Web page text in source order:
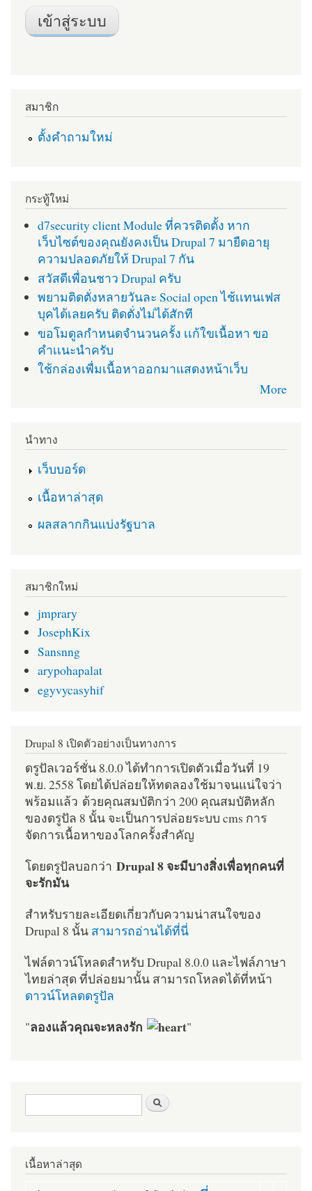
สมาชิก
ตั้งคำถามใหม่
กระทู้ใหม่
d7security client Module ที่ควรติดตั้ง หาก
เว็บไซต์ของคุณยังคงเป็น Drupal 7 มายืดอายุ
ความปลอดภัยให้ Drupal 7 กัน
สวัสดีเพื่อนชาว Drupal ครับ
พยามติดตั่งหลายวันละ Social open ไช้เเทนเฟส
บุคได้เลยครับ ติดตั่งไม่ได้สักที
ขอโมดูลกำหนดจำนวนครั้ง เเก้ใขเนื้อหา ขอ
คำเเนะนำครับ
ใช้กล่องเพื่มเนื้อหาออกมาแสดงหน้าเว็บ
More
นำทาง
เว็บบอร์ด
เนื้อหาล่าสุด
ผลสลากกินแบ่งรัฐบาล
สมาชิกใหม่
jmprary
JosephKix
Sansnng
arypohapalat
egyvycasyhif
Drupal 8 เปิดตัวอย่างเป็นทางการ
ดรูปัลเวอร์ชั่น 8.0.0 ได้ทำการเปิดตัวเมื่อวันที่ 19
พ.ย. 2558 โดยได้ปล่อยให้ทดลองใช้มาจนแน่ใจว่า
พร้อมแล้ว ด้วยคุณสมบัติกว่า 200 คุณสมบัติหลัก
ของดรูปัล 8 นั้น จะเป็นการปล่อยระบบ cms การ
จัดการเนื้อหาของโลกครั้งสำคัญ
โดยดรูปัลบอกว่า Drupal 8 จะมีบางสิ่งเพื่อทุกคนที่
จะรักมัน
สำหรับรายละเอียดเกี่ยวกับความน่าสนใจของ
Drupal 8 นั้น สามารถอ่านได้ที่นี่
ไฟล์ดาวน์โหลดสำหรับ Drupal 8.0.0 และไฟล์ภาษา
ไทยล่าสุด ที่ปล่อยมานั้น สามารถโหลดได้ที่หน้า
ดาวน์โหลดดรูปัล
"ลองแล้วคุณจะหลงรัก "
ฟอร์มค้นหา
เนื้อหาล่าสุด